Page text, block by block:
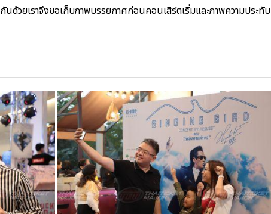
นด้วยเราจึงขอเก็บภาพบรรยกาศก่อนคอนเสิร์ตเริ่มและภาพความประทับ